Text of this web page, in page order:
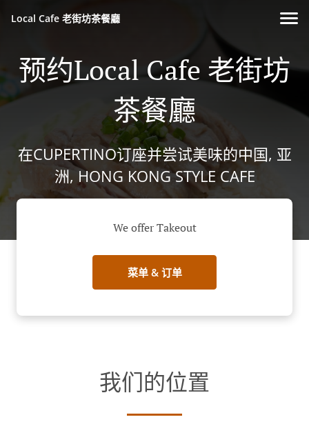
Local Cafe 老街坊茶餐廳
预约Local Cafe 老街坊
茶餐廳
在CUPERTINO订座并尝试美味的中国, 亚
洲, HONG KONG STYLE CAFE
We offer Takeout
菜单 & 订单
我们的位置